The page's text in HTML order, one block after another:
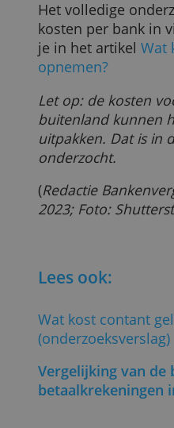
kost, ook al staat
van de bank.
voor de aanpak
deze banken
duidelijk,
Ook is het
uiteraard kan
tarieven aan
toch contant
kies dan voor